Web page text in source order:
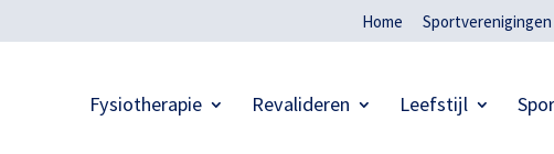
Home Sportverenigingen
Fysiotherapie Revalideren Leefstijl